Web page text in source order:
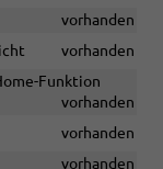
vorhanden
vorhanden
Funktion
vorhanden
vorhanden
vorhanden